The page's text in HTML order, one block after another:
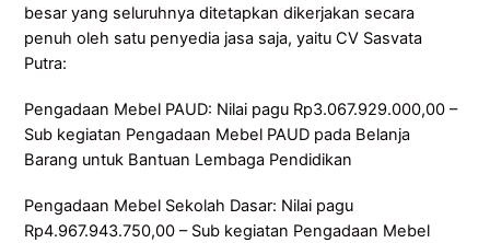
besar yang seluruhnya ditetapkan dikerjakan secara
penuh oleh satu penyedia jasa saja, yaitu CV Sasvata
Putra:
Pengadaan Mebel PAUD: Nilai pagu Rp3.067.929.000,00 –
Sub kegiatan Pengadaan Mebel PAUD pada Belanja
Barang untuk Bantuan Lembaga Pendidikan
Pengadaan Mebel Sekolah Dasar: Nilai pagu
Rp4.967.943.750,00 – Sub kegiatan Pengadaan Mebel